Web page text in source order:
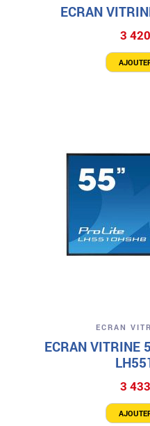
ECRAN
3
ECRAN
ECRAN VITRINE
3